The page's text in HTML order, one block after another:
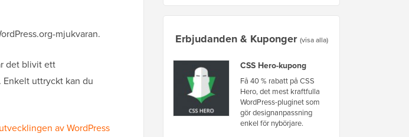
mjukvaran.
det blivit ett
uttryckt kan du
utvecklingen av WordPress
Erbjudanden & Kuponger (visa alla)
CSS Hero-kupong
Få 40 % rabatt på CSS
Hero, det mest kraftfulla
WordPress-pluginet som
gör designanpassning
enkel för nybörjare.